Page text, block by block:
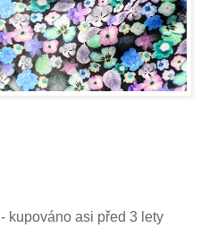
- kupováno asi před 3 lety